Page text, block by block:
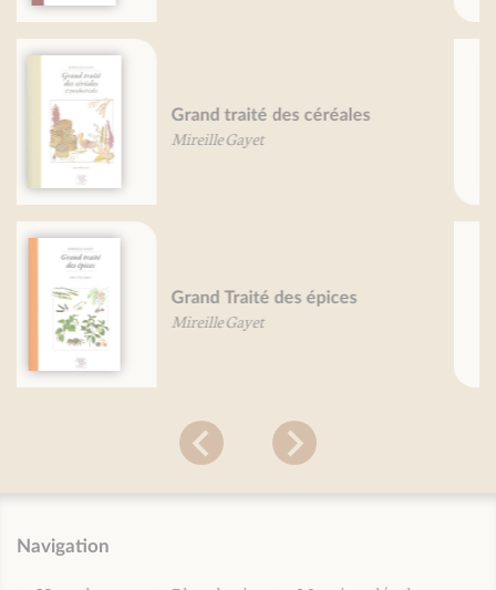
Grand traité des fleurs
comestibles
Mireille Gayet
Petit traité des pâtes
Pierre-Brice Lebrun
Navigation